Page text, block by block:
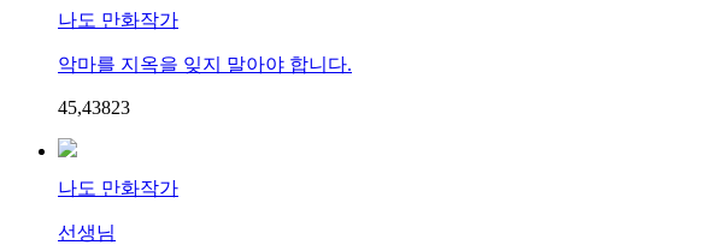
나도 만화작가
악마를 지옥을 잊지 말아야 합니다.
45,43823
나도 만화작가
선생님